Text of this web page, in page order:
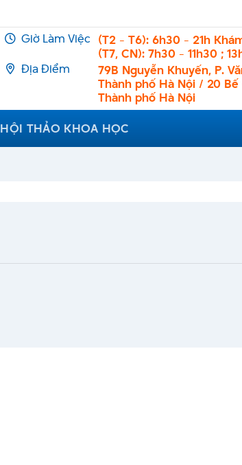
Giờ Làm Việc (T2 - T6): 6h30 - 21h
(T7, CN): 7h30 - 11h30 ;
Địa Điểm
79B Nguyễn Khuyến, P.
Thành phố Hà Nội / 20
Thành phố Hà Nội
HỘI THẢO KHOA HỌC